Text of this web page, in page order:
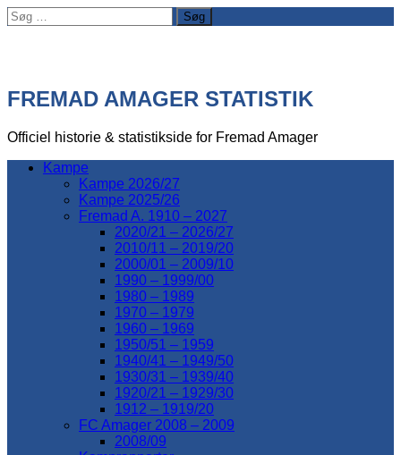
Søg
efter:
FREMAD AMAGER STATISTIK
Officiel historie & statistikside for Fremad Amager
Kampe
Kampe 2026/27
Kampe 2025/26
Fremad A. 1910 – 2027
2020/21 – 2026/27
2010/11 – 2019/20
2000/01 – 2009/10
1990 – 1999/00
1980 – 1989
1970 – 1979
1960 – 1969
1950/51 – 1959
1940/41 – 1949/50
1930/31 – 1939/40
1920/21 – 1929/30
1912 – 1919/20
FC Amager 2008 – 2009
2008/09